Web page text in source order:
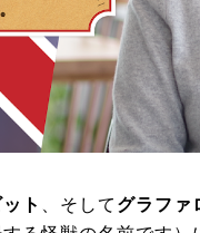
ト 、そして グラファ